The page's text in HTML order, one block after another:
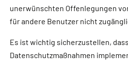
unerwünschten Offenlegungen
für andere Benutzer nicht
Es ist wichtig sicherzustellen,
Datenschutzmaßnahmen